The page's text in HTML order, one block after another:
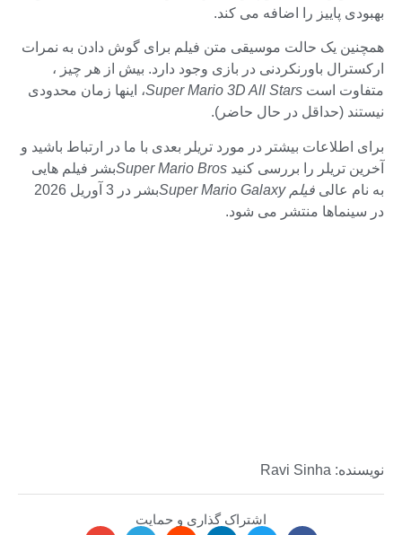
بهبودی پاییز را اضافه می کند.
همچنین یک حالت موسیقی متن فیلم برای گوش دادن به نمرات
ارکسترال باورنکردنی در بازی وجود دارد. بیش از هر چیز ،
متفاوت است Super Mario 3D All Stars، اینها زمان محدودی
نیستند (حداقل در حال حاضر).
برای اطلاعات بیشتر در مورد تریلر بعدی با ما در ارتباط باشید و
آخرین تریلر را بررسی کنید Super Mario Brosبشر فیلم هایی
به نام عالی فیلم Super Mario Galaxy
بشر در 3 آوریل 2026
در سینماها منتشر می شود.
نویسنده: Ravi Sinha
اشتراک گذاری و حمایت